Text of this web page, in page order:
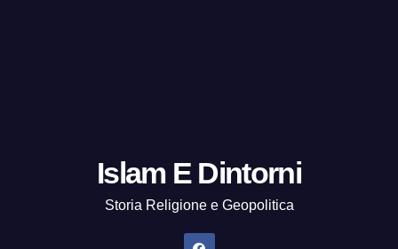
Islam E Dintorni
Storia Religione e Geopolitica